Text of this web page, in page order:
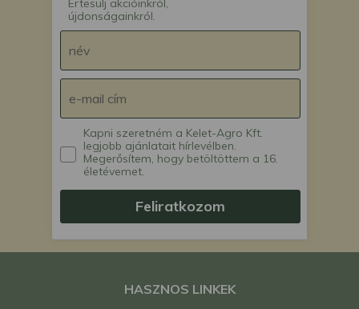
Értesülj akcióinkról,
újdonságainkról.
Kapni szeretném a Kelet-Agro Kft.
legjobb ajánlatait hírlevélben.
Megerősítem, hogy betöltöttem a 16.
életévemet.
Feliratkozom
HASZNOS LINKEK